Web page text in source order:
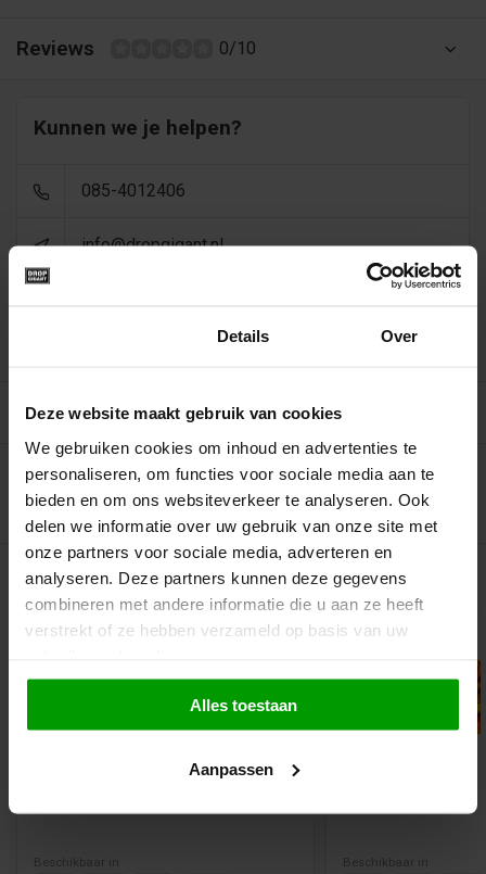
Details Over
Deze website maakt gebruik van cookies
We gebruiken cookies om inhoud en advertenties te
personaliseren, om functies voor sociale media aan te
bieden en om ons websiteverkeer te analyseren. Ook
delen we informatie over uw gebruik van onze site met
onze partners voor sociale media, adverteren en
analyseren. Deze partners kunnen deze gegevens
combineren met andere informatie die u aan ze heeft
verstrekt of ze hebben verzameld op basis van uw
Alles toestaan
Aanpassen
Reviews 0/10
Kunnen we je helpen?
085-4012406
info@dropgigant.nl
reviews - gem. 9,5 via
Recent bekeken
Gerelateerde producten
Beschikbaar in
Orfina van Trefin
Beschikbaar in